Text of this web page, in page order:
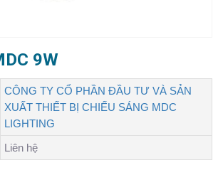
9W
CÔNG TY CỔ PHẦN ĐẦU TƯ VÀ SẢN
XUẤT THIẾT BỊ CHIẾU SÁNG MDC
LIGHTING
Liên hệ